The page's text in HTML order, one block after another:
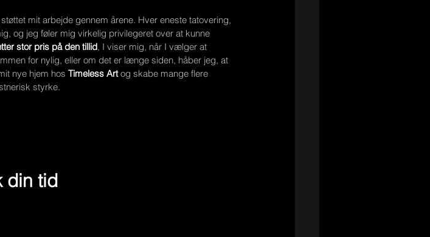
mit arbejde gennem årene. Hver eneste tatovering,
og jeg føler mig virkelig privilegeret over at kunne
stor pris på den tillid, I viser mig, når I vælger at
for nylig, eller om det er længe siden, håber jeg, at
nye hjem hos Timeless Art og skabe mange flere
styrke.
din tid